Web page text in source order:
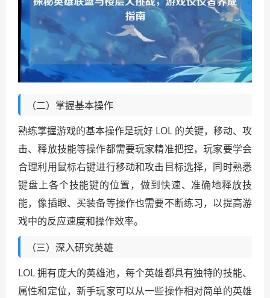
（二）掌握基本操作
熟练掌握游戏的基本操作是玩好 LOL 的关键，移动、攻
击、释放技能等操作都需要玩家精准把控，玩家要学会
合理利用鼠标右键进行移动和攻击目标选择，同时熟悉
键盘上各个技能键的位置，做到快速、准确地释放技
能，像插眼、买装备等操作也需要不断练习，以提高游
戏中的反应速度和操作效率。
（三）深入研究英雄
LOL 拥有庞大的英雄池，每个英雄都具有独特的技能、
属性和定位，新手玩家可以从一些操作相对简单的英雄